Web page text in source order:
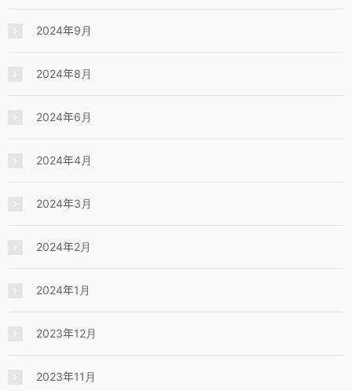
2024年9月
2024年8月
2024年6月
2024年4月
2024年3月
2024年2月
2024年1月
2023年12月
2023年11月